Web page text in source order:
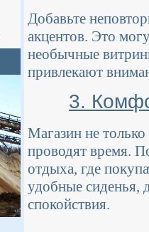
Добавьте
акцентов. Это
необычные
привлекают
3.
Магазин не
проводят время.
отдыха, где
удобные сиденья,
спокойствия.